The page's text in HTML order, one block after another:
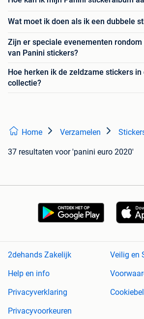
Wat moet ik doen als ik een dubbele
Zijn er speciale evenementen
van Panini stickers?
Hoe herken ik de zeldzame stickers in
collectie?
Home Verzamelen
37 resultaten voor 'panini euro 2020'
2dehands Zakelijk
Veilig en
Help en info
Privacyverklaring
Privacyvoorkeuren